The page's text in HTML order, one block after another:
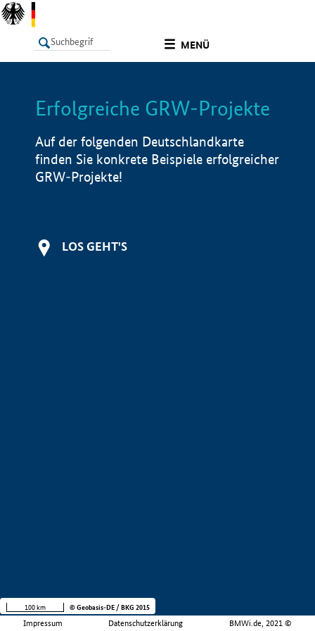
MENÜ
LISTE Info
Erfolgreiche GRW-Projekte
Auf der folgenden Deutschlandkarte
finden Sie konkrete Beispiele erfolgreicher
GRW-Projekte!
LOS GEHT'S
Impressum Datenschutzerklärung BMWi.de, 2021 ©
100 km © Geobasis-DE / BKG 2015